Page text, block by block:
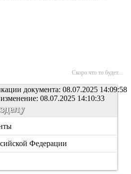
Скоро что то будет...
документа: 08.07.2025 14:09:58
08.07.2025 14:10:33
Федерации